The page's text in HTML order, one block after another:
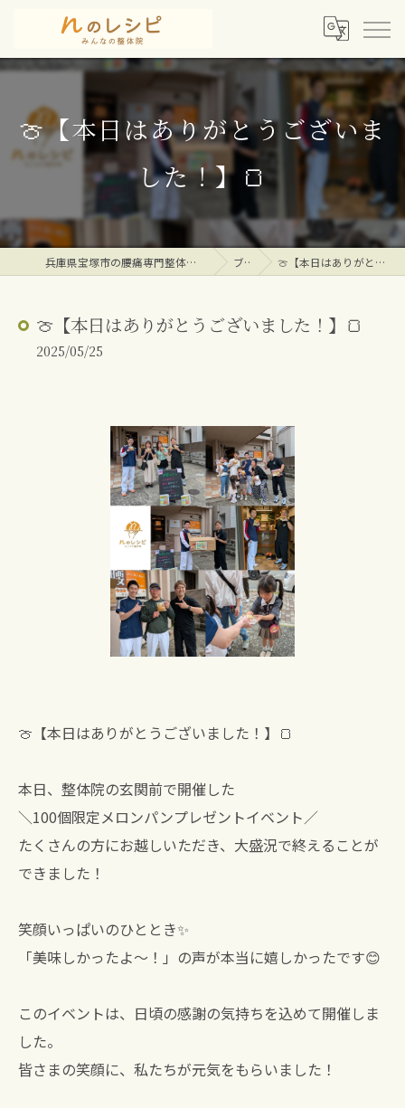
🍈【本日はありがとうございま
した！】🍞
兵庫県宝塚市の腰痛専門整体院ならｎのレシピみんなの整体院 ブログ 🍈【本日はありがとうございました！】🍞
🍈【本日はありがとうございました！】🍞
2025/05/25
🍈【本日はありがとうございました！】🍞
本日、整体院の玄関前で開催した
＼100個限定メロンパンプレゼントイベント／
たくさんの方にお越しいただき、大盛況で終えることが
できました！
笑顔いっぱいのひととき✨
「美味しかったよ〜！」の声が本当に嬉しかったです😊
このイベントは、日頃の感謝の気持ちを込めて開催しま
した。
皆さまの笑顔に、私たちが元気をもらいました！